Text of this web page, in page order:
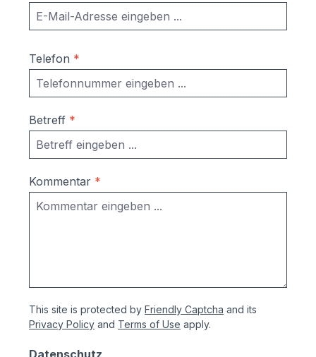
Telefon *
Betreff *
Kommentar *
This site is protected by Friendly Captcha and its
Privacy Policy and Terms of Use apply.